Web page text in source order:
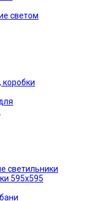
светом
светильники
595х595